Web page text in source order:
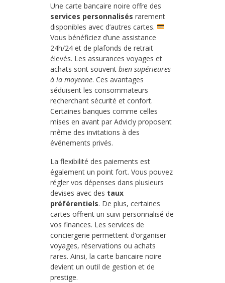
Une carte bancaire noire offre des
services personnalisés rarement
disponibles avec d’autres cartes.
Vous bénéficiez d’une assistance
24h/24 et de plafonds de retrait
élevés. Les assurances voyages et
achats sont souvent bien supérieures
à la moyenne. Ces avantages
séduisent les consommateurs
recherchant sécurité et confort.
Certaines banques comme celles
mises en avant par Advicly proposent
même des invitations à des
événements privés.
La flexibilité des paiements est
également un point fort. Vous pouvez
régler vos dépenses dans plusieurs
devises avec des taux
préférentiels. De plus, certaines
cartes offrent un suivi personnalisé de
vos finances. Les services de
conciergerie permettent d’organiser
voyages, réservations ou achats
rares. Ainsi, la carte bancaire noire
devient un outil de gestion et de
prestige.